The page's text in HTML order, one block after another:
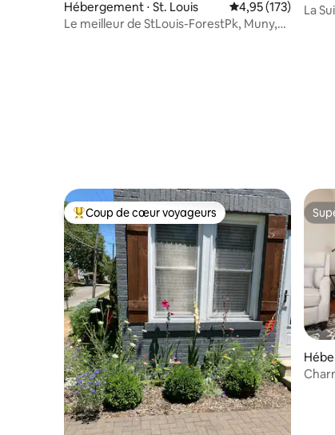
Hébergement ⋅ St. Louis Évaluation
4,95 (173)
Le meilleur de StLouis-ForestPk, Muny,
La
Coups de cœur voyageurs les plus appréciés
Coup de cœur voyageurs